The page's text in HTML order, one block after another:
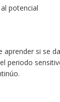
potencial
aprender si se
periodo